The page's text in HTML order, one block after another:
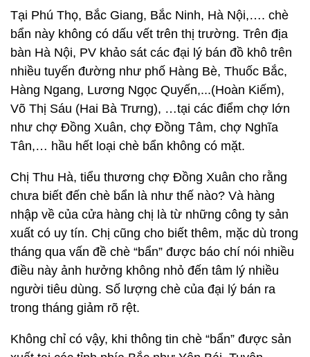
Tại Phú Thọ, Bắc Giang, Bắc Ninh, Hà Nội,…. chè
bẩn này không có dấu vết trên thị trường. Trên địa
bàn Hà Nội, PV khảo sát các đại lý bán đồ khô trên
nhiều tuyến đường như phố Hàng Bè, Thuốc Bắc,
Hàng Ngang, Lương Ngọc Quyến,...(Hoàn Kiếm),
Võ Thị Sáu (Hai Bà Trưng), …tại các điểm chợ lớn
như chợ Đồng Xuân, chợ Đồng Tâm, chợ Nghĩa
Tân,… hầu hết loại chè bẩn không có mặt.
Chị Thu Hà, tiểu thương chợ Đồng Xuân cho rằng
chưa biết đến chè bẩn là như thế nào? Và hàng
nhập về của cửa hàng chị là từ những công ty sản
xuất có uy tín. Chị cũng cho biết thêm, mặc dù trong
tháng qua vấn đề chè “bẩn” được báo chí nói nhiều
điều này ảnh hưởng không nhỏ đến tâm lý nhiều
người tiêu dùng. Số lượng chè của đại lý bán ra
trong tháng giảm rõ rệt.
Không chỉ có vậy, khi thông tin chè “bẩn” được sản